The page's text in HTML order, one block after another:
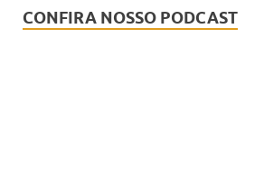
CONFIRA NOSSO PODCAST